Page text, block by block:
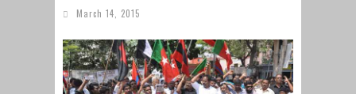
March 14, 2015